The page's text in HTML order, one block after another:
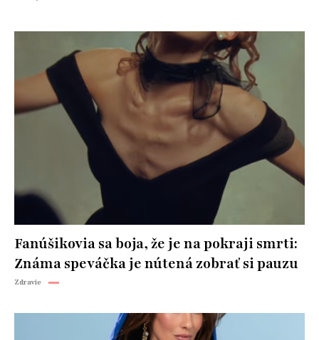
Fanúšikovia sa boja, že je na pokraji smrti:
Známa speváčka je nútená zobrať si pauzu
Zdravie